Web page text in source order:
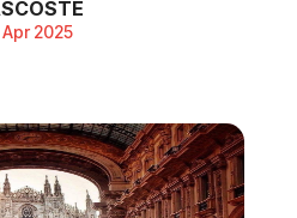
Apr 2025